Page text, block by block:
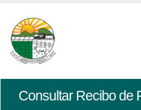
Consultar Recibo de